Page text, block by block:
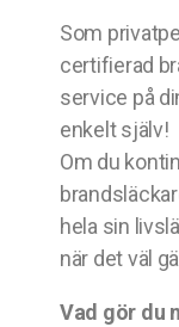
Som
certifierad
service på
enkelt själv!
Om du
hela sin
när det väl
Vad gör du